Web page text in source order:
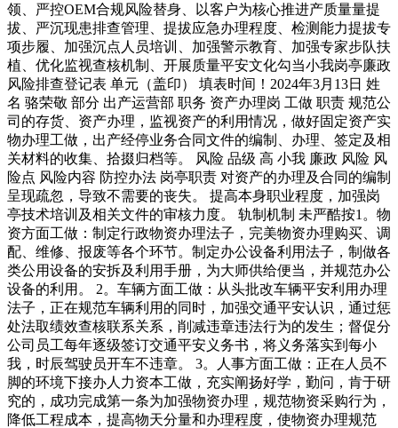
领、严控OEM合规风险替身、以客户为核心推进产质量量提
拔、严沉现患排查管理、提拔应急办理程度、检测能力提拔专
项步履、加强沉点人员培训、加强警示教育、加强专家步队扶
植、优化监视查核机制、开展质量平安文化勾当小我岗亭廉政
风险排查登记表 单元（盖印） 填表时间！2024年3月13日 姓
名 骆荣敬 部分 出产运营部 职务 资产办理岗 工做 职责 规范公
司的存货、资产办理，监视资产的利用情况，做好固定资产实
物办理工做，出产经停业务合同文件的编制、办理、签定及相
关材料的收集、拾掇归档等。 风险 品级 高 小我 廉政 风险 风
险点 风险内容 防控办法 岗亭职责 对资产的办理及合同的编制
呈现疏忽，导致不需要的丧失。 提高本身职业程度，加强岗
亭技术培训及相关文件的审核力度。 轨制机制 未严酷按1。物
资方面工做：制定行政物资办理法子，完美物资办理购买、调
配、维修、报废等各个环节。制定办公设备利用法子，制做各
类公用设备的安拆及利用手册，为大师供给便当，并规范办公
设备的利用。 2。车辆方面工做：从头批改车辆平安利用办理
法子，正在规范车辆利用的同时，加强交通平安认识，通过惩
处法取绩效查核联系关系，削减违章违法行为的发生；督促分
公司员工每年逐级签订交通平安义务书，将义务落实到每小
我，时辰驾驶员开车不违章。 3。人事方面工做：正在人员不
脚的环境下接办人力资本工做，充实阐扬好学，勤问，肯于研
究的，成功完成第一条为加强物资办理，规范物资采购行为，
降低工程成本，提高物天分量和办理程度，使物资办理规范